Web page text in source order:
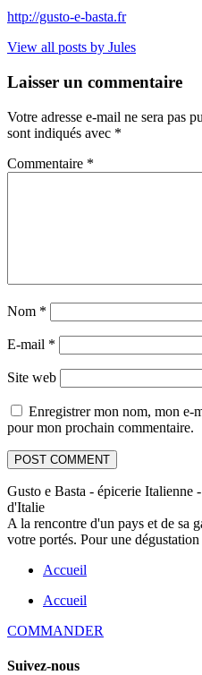
http://gusto-e-basta.fr
View all posts by Jules
Laisser un commentaire
Votre adresse e-mail ne sera pas
sont indiqués avec *
Commentaire *
Nom *
E-mail *
Site web
Enregistrer mon nom, mon e-
pour mon prochain commentaire.
Gusto e Basta - épicerie Italienne
d'Italie
A la rencontre d'un pays et de sa
votre portés. Pour une
Accueil
Accueil
COMMANDER
Suivez-nous